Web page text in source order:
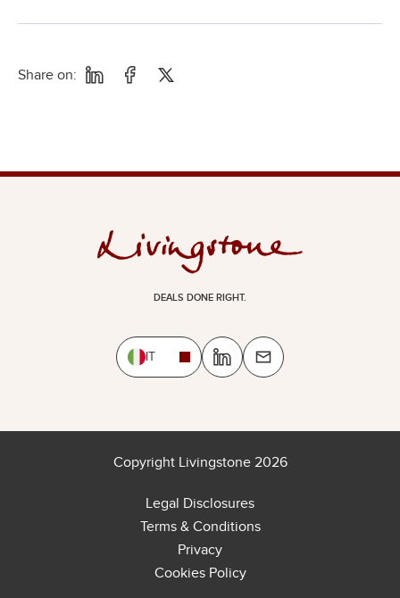
Share on:
DEALS DONE RIGHT.
IT
Copyright Livingstone 2026
Legal Disclosures
Terms & Conditions
Privacy
Cookies Policy